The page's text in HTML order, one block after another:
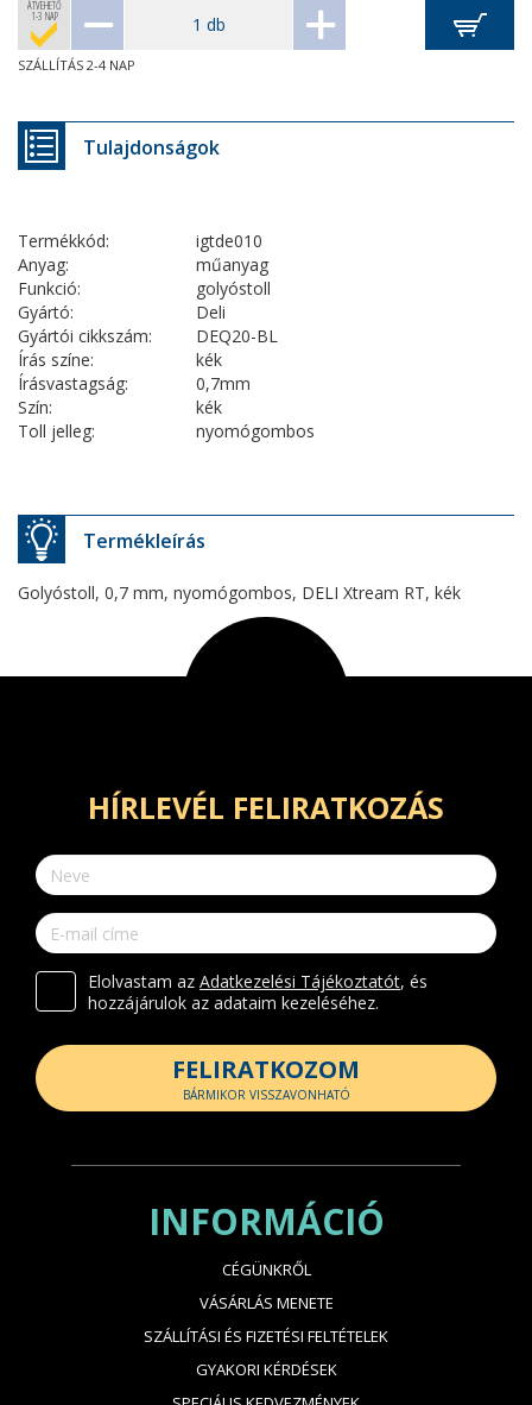
ÁTVEHETŐ
1-3 NAP
SZÁLLÍTÁS 2-4 NAP
Tulajdonságok
Termékkód:
igtde010
Anyag:
műanyag
Funkció:
golyóstoll
Gyártó:
Deli
Gyártói cikkszám:
DEQ20-BL
Írás színe:
kék
Írásvastagság:
0,7mm
Szín:
kék
Toll jelleg:
nyomógombos
Termékleírás
Golyóstoll, 0,7 mm, nyomógombos, DELI Xtream RT, kék
HÍRLEVÉL FELIRATKOZÁS
Elolvastam az Adatkezelési Tájékoztatót, és
hozzájárulok az adataim kezeléséhez.
FELIRATKOZOM
BÁRMIKOR VISSZAVONHATÓ
INFORMÁCIÓ
CÉGÜNKRŐL
VÁSÁRLÁS MENETE
SZÁLLÍTÁSI ÉS FIZETÉSI FELTÉTELEK
GYAKORI KÉRDÉSEK